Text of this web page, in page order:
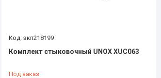
экп218199
Комплект стыковочный UNOX XUC063
Под заказ